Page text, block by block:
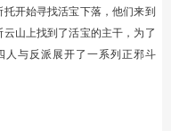
开始寻找活宝下落，他们来到
山上找到了活宝的主干，为了
人与反派展开了一系列正邪斗